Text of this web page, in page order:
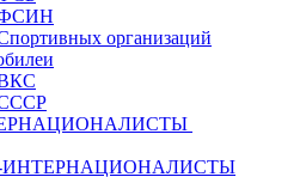
организаций